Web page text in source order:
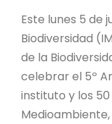
REPOSITORIO
CONTACTO
Este lunes 5 de
Biodiversidad
de la
celebrar el 5º
instituto y los